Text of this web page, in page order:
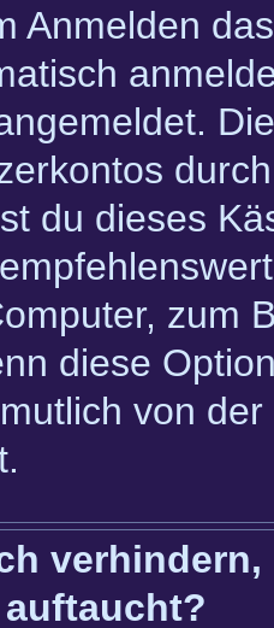
Anmelden
du dieses
zum
diese
von